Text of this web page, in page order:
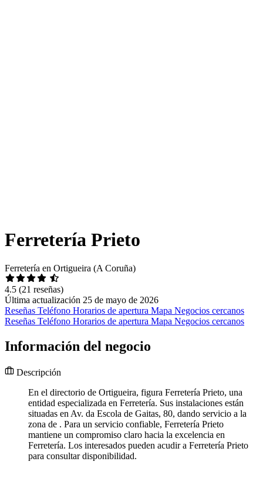
Ferretería Prieto
Ferretería en Ortigueira (A Coruña)
4.5 (21 reseñas)
Última actualización 25 de mayo de 2026
Reseñas Teléfono Horarios de apertura Mapa Negocios cercanos
Reseñas Teléfono Horarios de apertura Mapa Negocios cercanos
Información del negocio
Descripción
En el directorio de Ortigueira, figura Ferretería Prieto, una
entidad especializada en Ferretería. Sus instalaciones están
situadas en Av. da Escola de Gaitas, 80, dando servicio a la
zona de . Para un servicio confiable, Ferretería Prieto
mantiene un compromiso claro hacia la excelencia en
Ferretería. Los interesados pueden acudir a Ferretería Prieto
para consultar disponibilidad.